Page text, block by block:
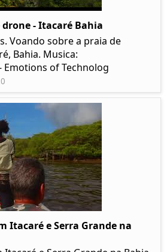
- Itacaré Bahia
Voando sobre a praia de
Bahia. Musica:
Emotions of Technolog
Itacaré e Serra Grande na